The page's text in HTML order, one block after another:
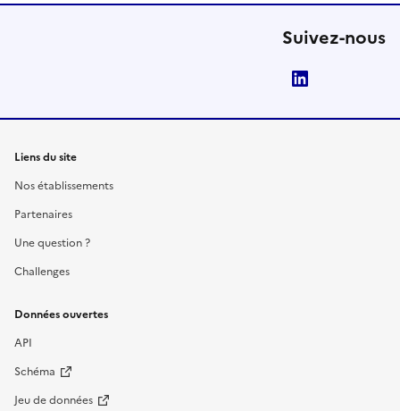
Suivez-nous
Liens du site
Nos établissements
Partenaires
Une question ?
Challenges
Données ouvertes
API
Schéma
Jeu de données